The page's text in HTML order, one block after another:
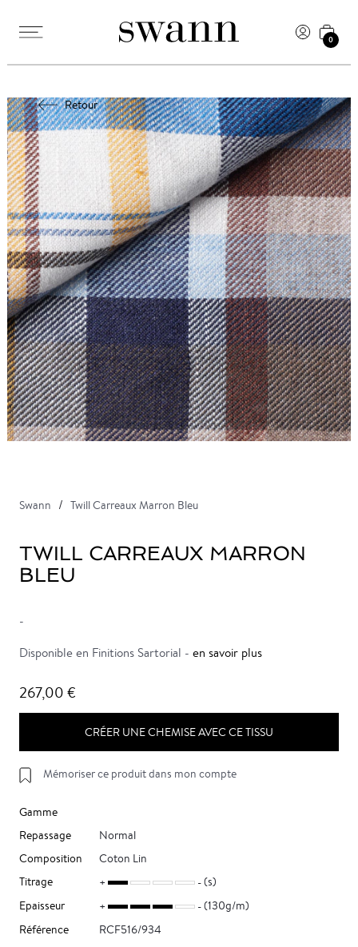
0
Retour
Swann Twill Carreaux Marron Bleu
TWILL CARREAUX MARRON
BLEU
-
Disponible en Finitions Sartorial - en savoir plus
267,00 €
CRÉER UNE CHEMISE AVEC CE TISSU
Mémoriser ce produit dans mon compte
Gamme
Repassage
Normal
Composition
Coton Lin
Titrage
(s)
Epaisseur
(130g/m)
Référence
RCF516/934